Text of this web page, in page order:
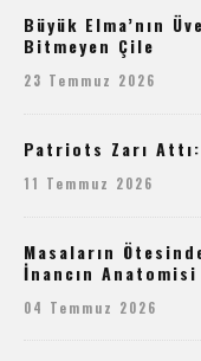
Büyük Elma’nın
Bitmeyen Çile
23 Temmuz 2026
Patriots Zarı
11 Temmuz 2026
Masaların
İnancın Anatomisi
04 Temmuz 2026